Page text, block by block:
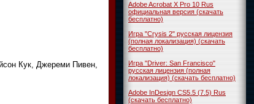
Кук, Джереми Пивен,
Adobe Acrobat X Pro 10 Rus
официальная версия (скачать
бесплатно)
Игра "Crysis 2" русская лицензия
(полная локализация) (скачать
бесплатно)
Игра "Driver: San Francisco"
русская лицензия (полная
локализация) (скачать бесплатно)
Adobe InDesign CS5.5 (7.5) Rus
(скачать бесплатно)